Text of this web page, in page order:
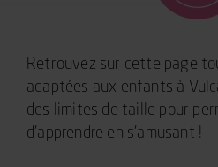
Retrouvez sur cette page
adaptées aux enfants à
des limites de taille pour
d’apprendre en s’amusant !